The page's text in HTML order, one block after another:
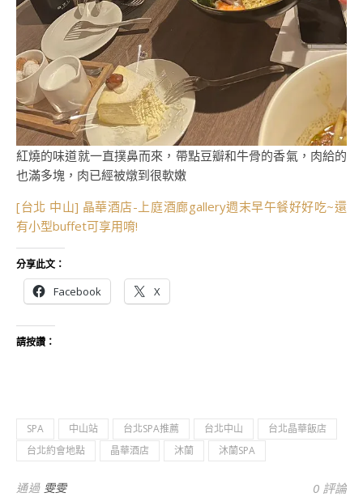
紅燒的味道就一直撲鼻而來，帶點豆瓣和牛骨的香氣，肉給的
也滿多塊，肉已經被燉到很軟嫩
[台北 中山] 晶華酒店-上庭酒廊gallery週末早午餐好好吃~還
有小型buffet可享用唷!
分享此文：
Facebook X
請按讚：
SPA 中山站 台北SPA推薦 台北中山
台北晶華飯店
台北約會地點
晶華酒店 沐蘭 沐蘭SPA
通過 雯雯 0 評論